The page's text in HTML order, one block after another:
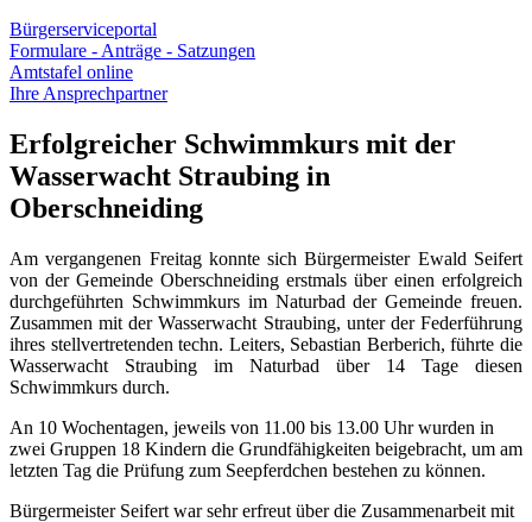
Bürgerserviceportal
Formulare - Anträge - Satzungen
Amtstafel online
Ihre Ansprechpartner
Erfolgreicher Schwimmkurs mit der
Wasserwacht Straubing in
Oberschneiding
Am vergangenen Freitag konnte sich Bürgermeister Ewald Seifert
von der Gemeinde Oberschneiding erstmals über einen erfolgreich
durchgeführten Schwimmkurs im Naturbad der Gemeinde freuen.
Zusammen mit der Wasserwacht Straubing, unter der Federführung
ihres stellvertretenden techn. Leiters, Sebastian Berberich, führte die
Wasserwacht Straubing im Naturbad über 14 Tage diesen
Schwimmkurs durch.
An 10 Wochentagen, jeweils von 11.00 bis 13.00 Uhr wurden in
zwei Gruppen 18 Kindern die Grundfähigkeiten beigebracht, um am
letzten Tag die Prüfung zum Seepferdchen bestehen zu können.
Bürgermeister Seifert war sehr erfreut über die Zusammenarbeit mit